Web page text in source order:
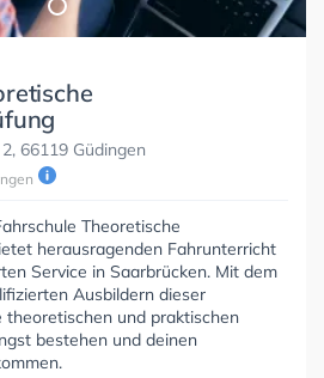
66119 Güdingen
Theoretische
herausragenden Fahrunterricht
Service in Saarbrücken. Mit dem
Ausbildern dieser
theoretischen und praktischen
bestehen und deinen